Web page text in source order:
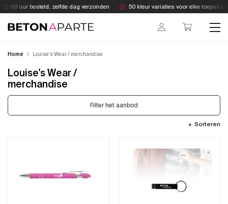
Skip
to
content
uur besteld, zelfde dag verzonden 50 kleur variaties voor elke toepassing
Beton Aparte
Home Louise's Wear / merchandise
Louise's Wear /
merchandise
Filter het aanbod
Sorteren